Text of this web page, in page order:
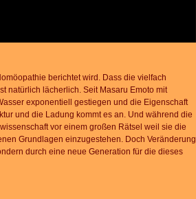
berichtet wird. Dass die vielfach
natürlich lächerlich. Seit Masaru Emoto mit
exponentiell gestiegen und die Eigenschaft
und die Ladung kommt es an. Und während die
vor einem großen Rätsel weil sie die
Grundlagen einzugestehen. Doch Veränderung
durch eine neue Generation für die dieses